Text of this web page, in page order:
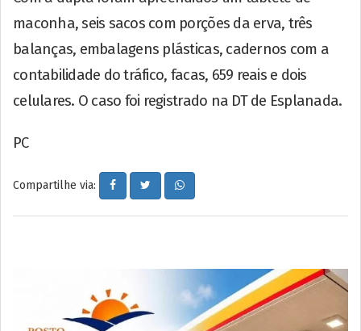
maconha, seis sacos com porções da erva, três
balanças, embalagens plásticas, cadernos com a
contabilidade do tráfico, facas, 659 reais e dois
celulares. O caso foi registrado na DT de Esplanada.
PC
Compartilhe via: